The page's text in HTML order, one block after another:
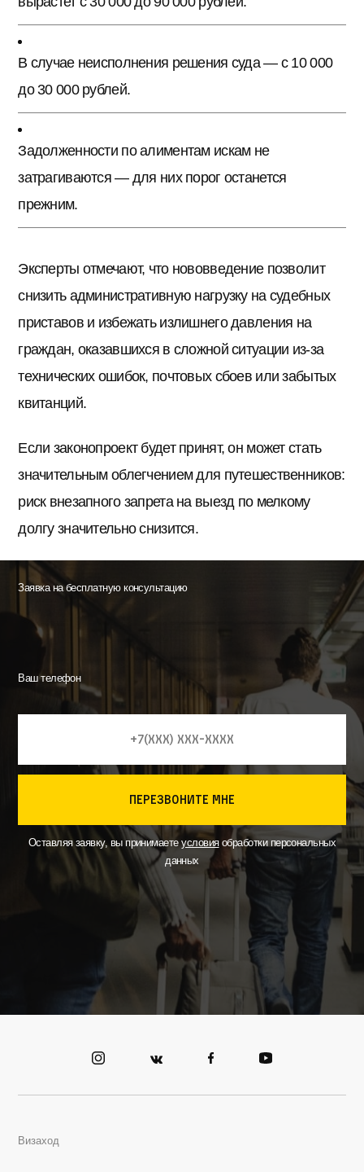
В случае неисполнения решения суда — с 10 000
до 30 000 рублей.
Задолженности по алиментам искам не
затрагиваются — для них порог останется
прежним.
Эксперты отмечают, что нововведение позволит
снизить административную нагрузку на судебных
приставов и избежать излишнего давления на
граждан, оказавшихся в сложной ситуации из-за
технических ошибок, почтовых сбоев или забытых
квитанций.
Если законопроект будет принят, он может стать
значительным облегчением для путешественников:
риск внезапного запрета на выезд по мелкому
долгу значительно снизится.
Заявка на бесплатную консультацию
Ваш телефон
перезвоните мне
Оставляя заявку, вы принимаетеусловияобработки персональных
данных
Визаход